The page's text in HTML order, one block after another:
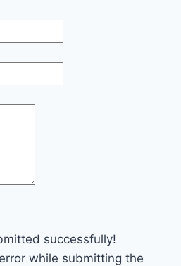
successfully!
while submitting the